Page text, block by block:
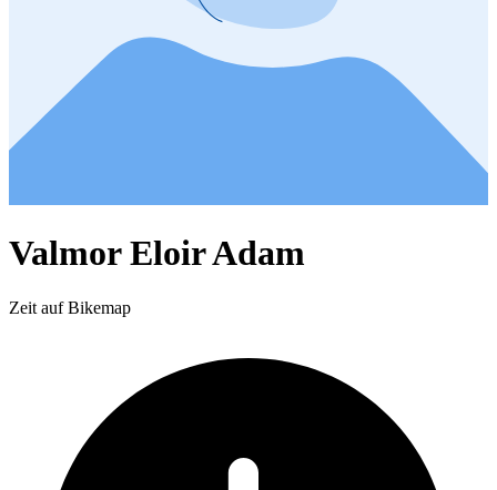
Valmor Eloir Adam
Zeit auf Bikemap